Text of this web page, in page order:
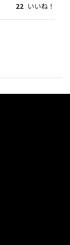
22 いいね！